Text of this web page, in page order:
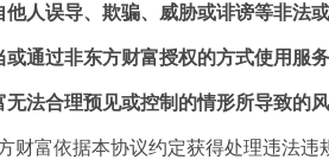
他人误导、欺骗、威胁或诽谤等非法
或通过非东方财富授权的方式使用服
无法合理预见或控制的情形所导致的
财富依据本协议约定获得处理违法